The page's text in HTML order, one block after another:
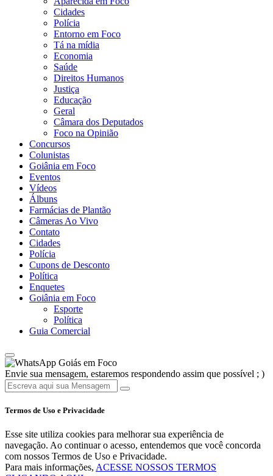
Cidades
Polícia
Entorno em Foco
Tá na mídia
Economia
Saúde
Direitos Humanos
Justiça
Educação
Geral
Câmara dos Deputados
Foco na Opinião
Concursos
Colunistas
Goiânia em Foco
Eventos
Vídeos
Álbuns
Farmácias de Plantão
Câmeras Ao Vivo
Contato
Cidades
Polícia
Cupons de Desconto
Política
Enquetes
Goiânia em Foco
Esporte
Política
Guia Comercial
Goiás em Foco
Envie sua mensagem, estaremos respondendo assim que possível ; )
Termos de Uso e Privacidade
Esse site utiliza cookies para melhorar sua experiência de
navegação. Ao continuar o acesso, entendemos que você concorda
com nossos Termos de Uso e Privacidade.
Para mais informações, ACESSE NOSSOS TERMOS